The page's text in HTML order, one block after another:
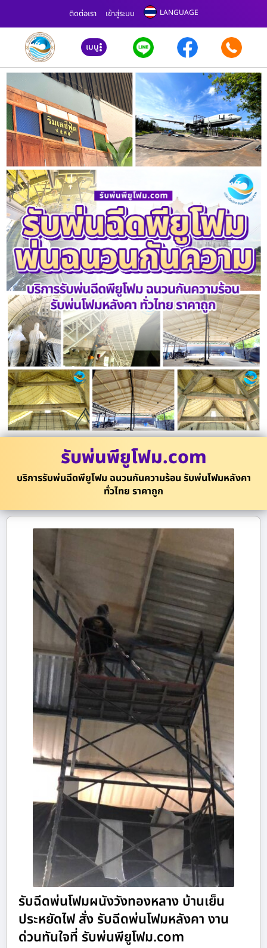
ติดต่อเรา เข้าสู่ระบบ LANGUAGE
เมนู
รับพ่นพียูโฟม.com
บริการรับพ่นฉีดพียูโฟม ฉนวนกันความร้อน รับพ่นโฟมหลังคา
ทั่วไทย ราคาถูก
รับฉีดพ่นโฟมผนังวังทองหลาง บ้านเย็น
ประหยัดไฟ สั่ง รับฉีดพ่นโฟมหลังคา งาน
ด่วนทันใจที่ รับพ่นพียูโฟม.com